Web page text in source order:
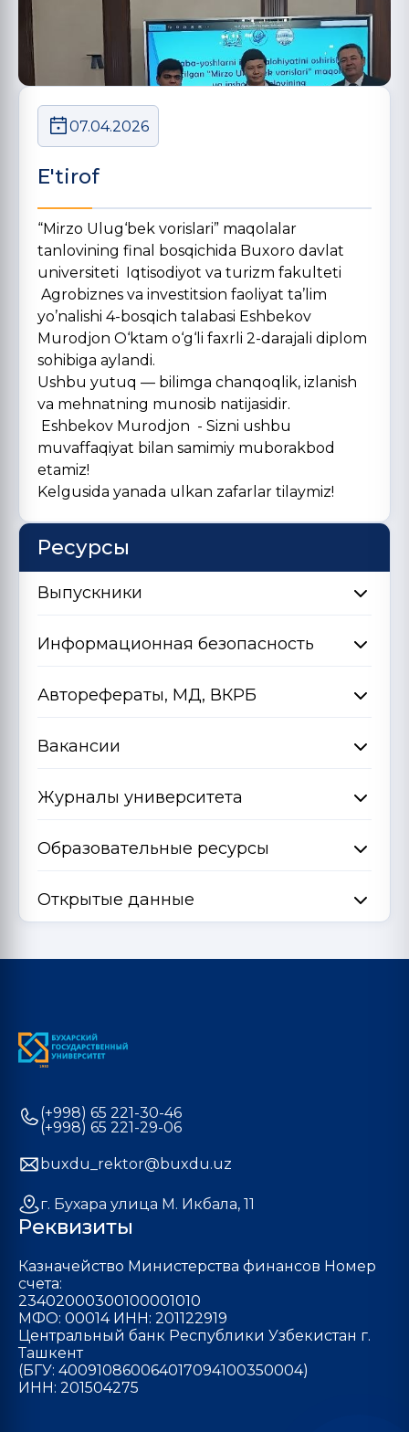
07.04.2026
E'tirof
“Mirzo Ulug‘bek vorislari” maqolalar
tanlovining final bosqichida Buxoro davlat
universiteti Iqtisodiyot va turizm fakulteti
Agrobiznes va investitsion faoliyat ta’lim
yo’nalishi 4-bosqich talabasi Eshbekov
Murodjon O‘ktam o‘g‘li faxrli 2-darajali diplom
sohibiga aylandi.
Ushbu yutuq — bilimga chanqoqlik, izlanish
va mehnatning munosib natijasidir.
Eshbekov Murodjon - Sizni ushbu
muvaffaqiyat bilan samimiy muborakbod
etamiz!
Kelgusida yanada ulkan zafarlar tilaymiz!
Ресурсы
Выпускники
Информационная безопасность
Авторефераты, МД, ВКРБ
Вакансии
Журналы университета
Образовательные ресурсы
Открытые данные
(+998) 65 221-30-46
(+998) 65 221-29-06
buxdu_rektor@buxdu.uz
г. Бухара улица М. Икбала, 11
Реквизиты
Казначейство Министерства финансов Номер
счета:
23402000300100001010
МФО: 00014 ИНН: 201122919
Центральный банк Республики Узбекистан г.
Ташкент
(БГУ: 400910860064017094100350004)
ИНН: 201504275